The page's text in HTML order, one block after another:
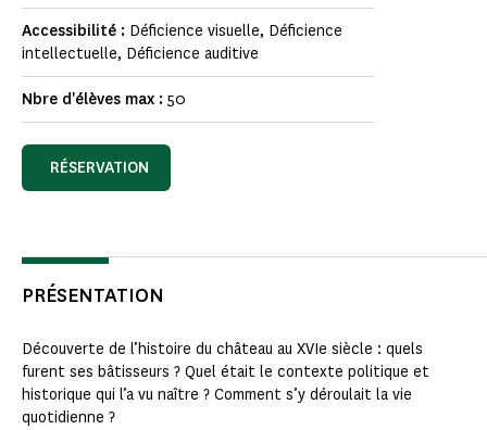
Accessibilité : Déficience visuelle, Déficience
intellectuelle, Déficience auditive
Nbre d'élèves max : 50
RÉSERVATION
PRÉSENTATION
Découverte de l’histoire du château au XVIe siècle : quels
furent ses bâtisseurs ? Quel était le contexte politique et
historique qui l’a vu naître ? Comment s’y déroulait la vie
quotidienne ?